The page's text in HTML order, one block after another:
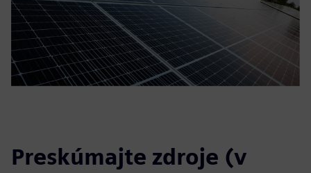
Preskúmajte zdroje (v